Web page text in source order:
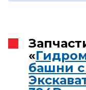
«
башни